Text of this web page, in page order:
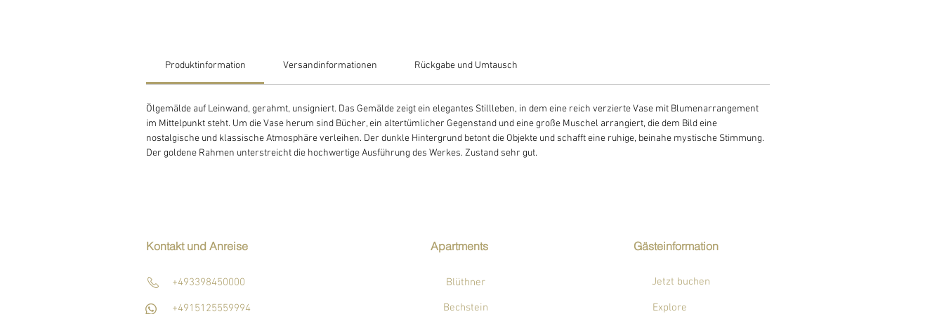
Produktinformation Versandinformationen Rückgabe und Umtausch
Ölgemälde auf Leinwand, gerahmt, unsigniert. Das Gemälde zeigt ein elegantes Stillleben, in dem eine reich verzierte Vase mit Blumenarrangement
im Mittelpunkt steht. Um die Vase herum sind Bücher, ein altertümlicher Gegenstand und eine große Muschel arrangiert, die dem Bild eine
nostalgische und klassische Atmosphäre verleihen. Der dunkle Hintergrund betont die Objekte und schafft eine ruhige, beinahe mystische Stimmung.
Der goldene Rahmen unterstreicht die hochwertige Ausführung des Werkes. Zustand sehr gut.
Kontakt und Anreise
+493398450000
+4915125559994
Apartments
Blüthner
Bechstein
Gästeinformation
Jetzt buchen
Explore